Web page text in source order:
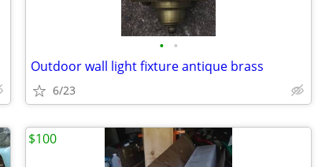
• •
Outdoor wall light fixture antique brass
6/23
$100